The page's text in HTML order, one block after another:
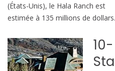
(États-Unis), le Hala Ranch est
estimée à 135 millions de dollars.